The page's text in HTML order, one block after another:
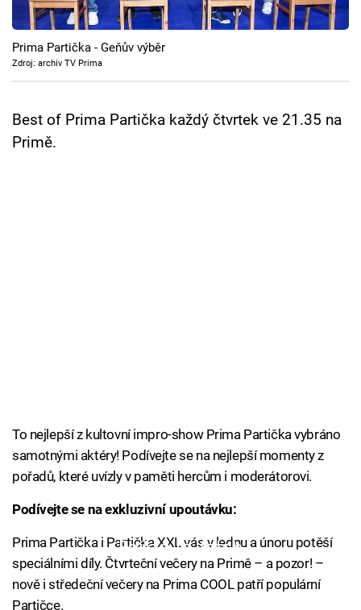
Cool Esport
Pořady
Sledujte prima+
Prima Partička - Geňův výběr
Zdroj: archiv TV Prima
Best of Prima Partička každý čtvrtek ve 21.35 na
Primě.
To nejlepší z kultovní impro-show Prima Partička vybráno
samotnými aktéry! Podívejte se na nejlepší momenty z
pořadů, které uvízly v paměti hercům i moderátorovi.
Podívejte se na exkluzivní upoutávku:
Failed to fetch
Prima Partička i Partička XXL vás v lednu a únoru potěší
speciálními díly. Čtvrteční večery na Primě – a pozor! –
nově i středeční večery na Prima COOL patří populární
Partičce.